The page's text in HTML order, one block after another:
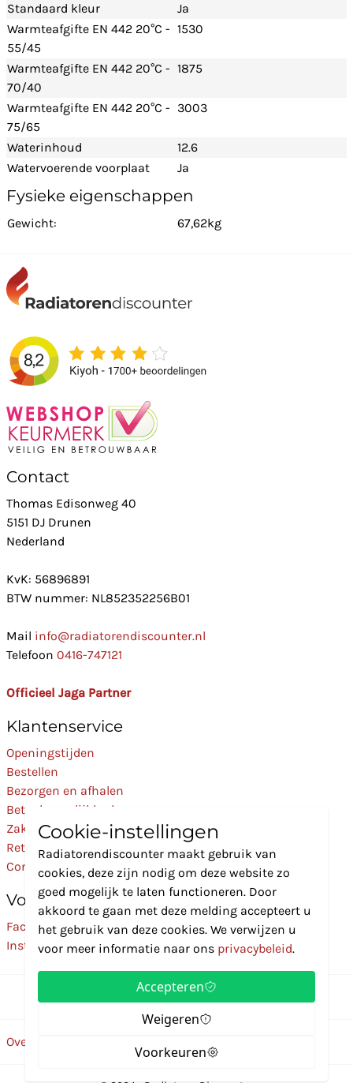
Standaard kleur
Ja
Warmteafgifte EN 442 20°C -
55/45
1530
Warmteafgifte EN 442 20°C -
70/40
1875
Warmteafgifte EN 442 20°C -
75/65
3003
Waterinhoud
12.6
Watervoerende voorplaat
Ja
Fysieke eigenschappen
Gewicht: 67,62kg
Contact
Thomas Edisonweg 40
5151 DJ Drunen
Nederland
KvK: 56896891
BTW nummer: NL852352256B01
Mail info@radiatorendiscounter.nl
Telefoon 0416-747121
Officieel Jaga Partner
Klantenservice
Openingstijden
Bestellen
Bezorgen en afhalen
Betaalmogelijkheden
Zakelijk
Retourneren
Contact
Volg Ons
Facebook
Instagram
Over ons
Cookie-instellingen
Radiatorendiscounter maakt gebruik van
cookies, deze zijn nodig om deze website zo
goed mogelijk te laten functioneren. Door
akkoord te gaan met deze melding accepteert u
het gebruik van deze cookies. We verwijzen u
voor meer informatie naar ons privacybeleid.
Accepteren
Weigeren
Voorkeuren